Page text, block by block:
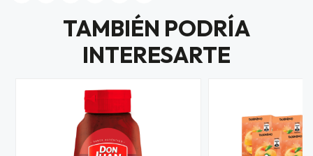
TAMBIÉN PODRÍA
INTERESARTE